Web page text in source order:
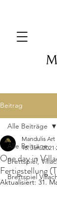
Beitrag
Alle Beiträge
Brettspiel,
Brettspiel
Alle Beiträge
One day in
Fertigstellung
Mandulis Art
18. Jan. 2021
Aktualisiert:31.